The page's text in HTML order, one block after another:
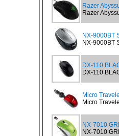
Razer
Razer
NX-9000BT
NX-9000BT
DX-110
DX-110
Micro
Micro
NX-7010
NX-7010